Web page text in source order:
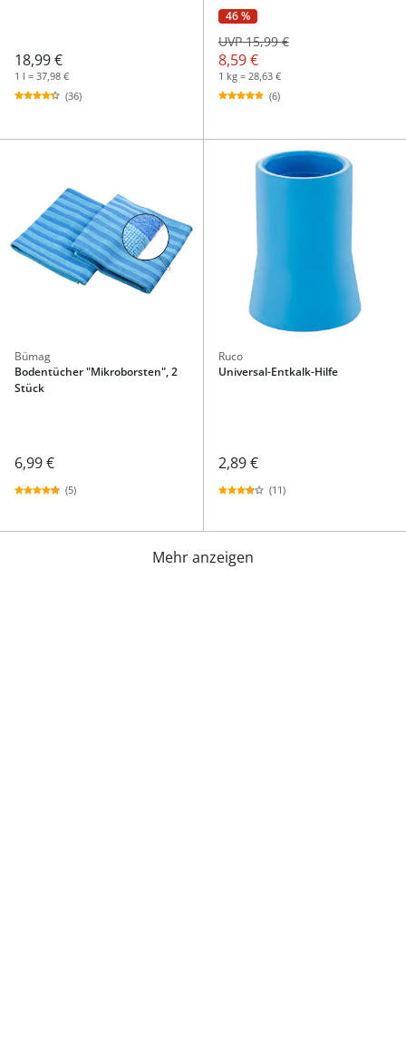
18,99 €
1 l = 37,98 €
(36)
46 %
8,59 €
UVP 15,99 €
1 kg = 28,63 €
(6)
Bümag
Bodentücher "Mikroborsten", 2
Stück
6,99 €
(5)
Ruco
Universal-Entkalk-Hilfe
2,89 €
(11)
Mehr anzeigen